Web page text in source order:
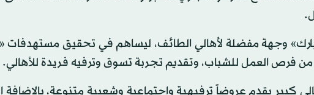
من فرص العمل للشباب، وتقديم تجربة تسوق وترفيه فريدة للأهالي.
كبير يقدم عروضاً ترفيهية واجتماعية وشعبية متنوعة،